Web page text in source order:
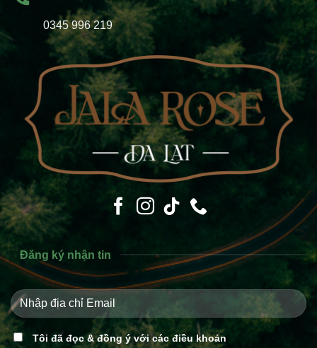
0345 996 219
Đăng ký nhận tin
Tôi đã đọc & đồng ý với các điều khoản